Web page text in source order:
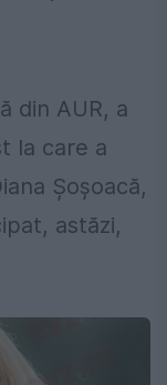
din AUR, a
la care a
Șoșoacă,
astăzi,